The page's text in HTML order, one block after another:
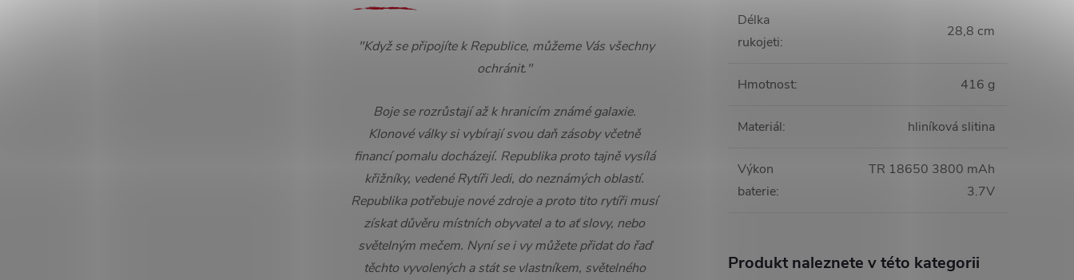
"Když se připojíte k Republice, můžeme Vás všechny
ochránit."
Boje se rozrůstají až k hranicím známé galaxie.
Klonové války si vybírají svou daň zásoby včetně
financí pomalu docházejí. Republika proto tajně vysílá
křižníky, vedené Rytíři Jedi, do neznámých oblastí.
Republika potřebuje nové zdroje a proto tito rytíři musí
získat důvěru místních obyvatel a to ať slovy, nebo
světelným mečem. Nyní se i vy můžete přidat do řaď
těchto vyvolených a stát se vlastníkem, světelného
Délka
rukojeti:
28,8 cm
Hmotnost: 416 g
Materiál: hliníková slitina
Výkon
baterie:
TR 18650 3800 mAh
3.7V
Produkt naleznete v této kategorii